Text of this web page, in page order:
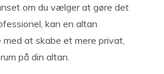
om du vælger at gøre det
kan en altan
at skabe et mere privat,
på din altan.